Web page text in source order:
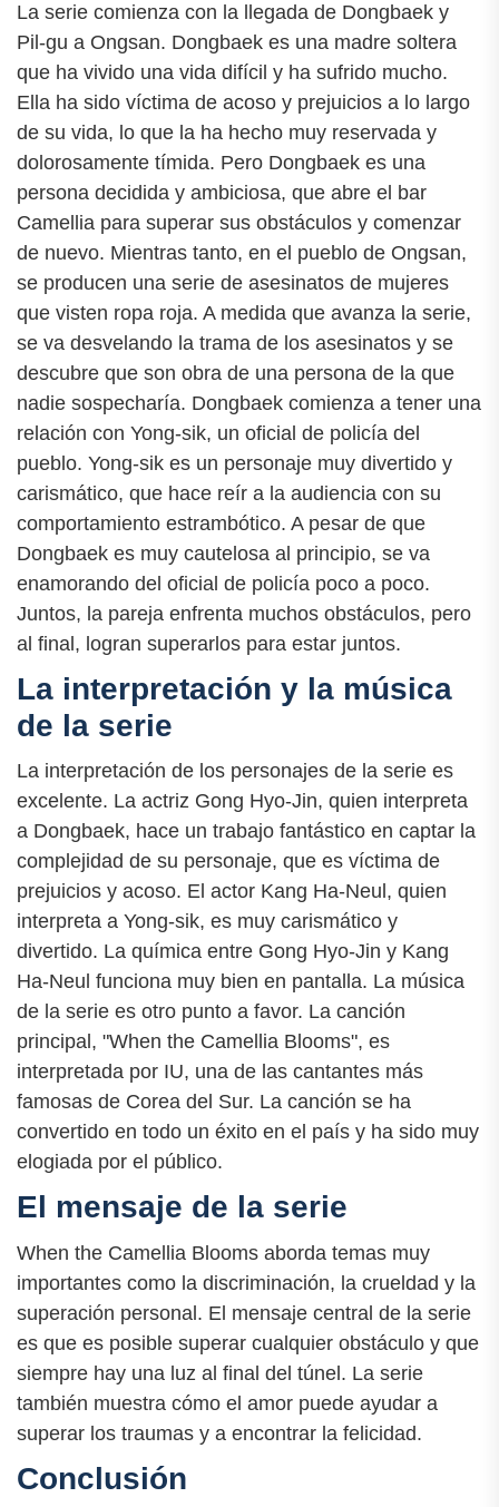
La serie comienza con la llegada de Dongbaek y
Pil-gu a Ongsan. Dongbaek es una madre soltera
que ha vivido una vida difícil y ha sufrido mucho.
Ella ha sido víctima de acoso y prejuicios a lo largo
de su vida, lo que la ha hecho muy reservada y
dolorosamente tímida. Pero Dongbaek es una
persona decidida y ambiciosa, que abre el bar
Camellia para superar sus obstáculos y comenzar
de nuevo. Mientras tanto, en el pueblo de Ongsan,
se producen una serie de asesinatos de mujeres
que visten ropa roja. A medida que avanza la serie,
se va desvelando la trama de los asesinatos y se
descubre que son obra de una persona de la que
nadie sospecharía. Dongbaek comienza a tener una
relación con Yong-sik, un oficial de policía del
pueblo. Yong-sik es un personaje muy divertido y
carismático, que hace reír a la audiencia con su
comportamiento estrambótico. A pesar de que
Dongbaek es muy cautelosa al principio, se va
enamorando del oficial de policía poco a poco.
Juntos, la pareja enfrenta muchos obstáculos, pero
al final, logran superarlos para estar juntos.
La interpretación y la música
de la serie
La interpretación de los personajes de la serie es
excelente. La actriz Gong Hyo-Jin, quien interpreta
a Dongbaek, hace un trabajo fantástico en captar la
complejidad de su personaje, que es víctima de
prejuicios y acoso. El actor Kang Ha-Neul, quien
interpreta a Yong-sik, es muy carismático y
divertido. La química entre Gong Hyo-Jin y Kang
Ha-Neul funciona muy bien en pantalla. La música
de la serie es otro punto a favor. La canción
principal, "When the Camellia Blooms", es
interpretada por IU, una de las cantantes más
famosas de Corea del Sur. La canción se ha
convertido en todo un éxito en el país y ha sido muy
elogiada por el público.
El mensaje de la serie
When the Camellia Blooms aborda temas muy
importantes como la discriminación, la crueldad y la
superación personal. El mensaje central de la serie
es que es posible superar cualquier obstáculo y que
siempre hay una luz al final del túnel. La serie
también muestra cómo el amor puede ayudar a
superar los traumas y a encontrar la felicidad.
Conclusión